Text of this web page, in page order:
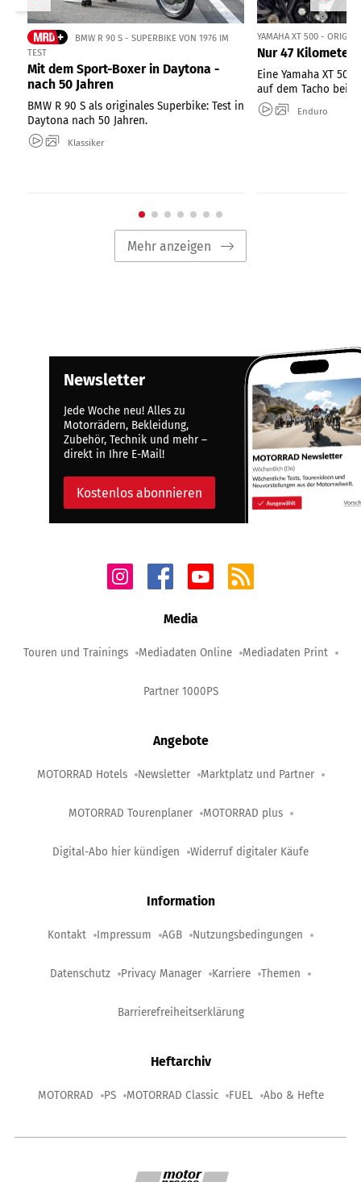
BMW R 90 S - SUPERBIKE VON 1976 IM
TEST
Mit dem Sport-Boxer in Daytona -
nach 50 Jahren
BMW R 90 S als originales Superbike: Test in
Daytona nach 50 Jahren.
Klassiker
YAMAHA XT 500 -
Nur 47 Kilometer
Eine Yamaha XT
auf dem Tacho bei
Enduro
Mehr anzeigen
Newsletter
Jede Woche neu! Alles zu
Motorrädern, Bekleidung,
Zubehör, Technik und mehr –
direkt in Ihre E-Mail!
Kostenlos abonnieren
Media
Touren und Trainings Mediadaten Online Mediadaten Print
Partner 1000PS
Angebote
MOTORRAD Hotels Newsletter Marktplatz und Partner
MOTORRAD Tourenplaner MOTORRAD plus
Digital-Abo hier kündigen Widerruf digitaler Käufe
Information
Kontakt Impressum AGB Nutzungsbedingungen
Datenschutz Privacy Manager Karriere Themen
Barrierefreiheitserklärung
Heftarchiv
MOTORRAD PS MOTORRAD Classic FUEL Abo & Hefte